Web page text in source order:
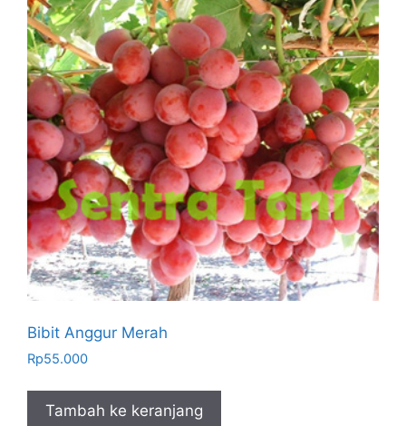
Bibit Anggur Merah
Rp55.000
Tambah ke keranjang